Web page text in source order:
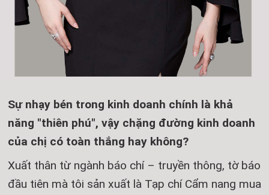
Sự nhạy bén trong kinh doanh chính là khả
năng "thiên phú", vậy chặng đường kinh doanh
của chị có toàn thắng hay không?
Xuất thân từ ngành báo chí – truyền thông, tờ báo
đầu tiên mà tôi sản xuất là Tạp chí Cẩm nang mua